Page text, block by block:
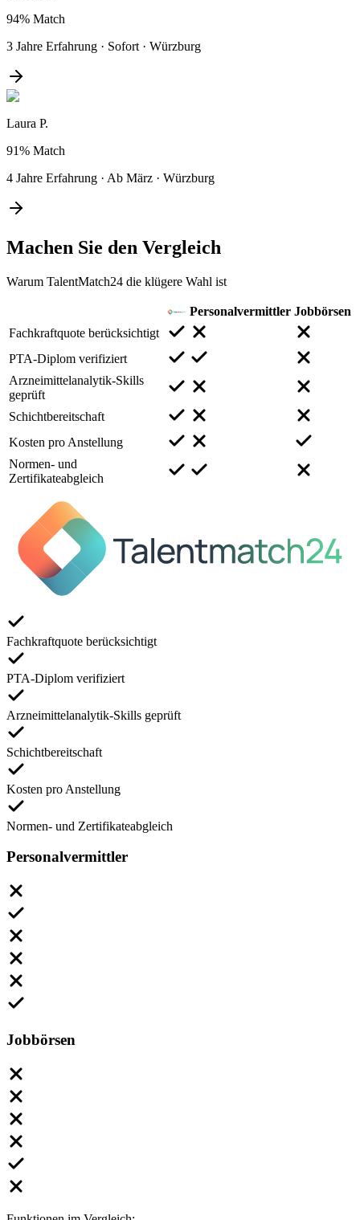
94% Match
3 Jahre Erfahrung · Sofort · Würzburg
Laura P.
91% Match
4 Jahre Erfahrung · Ab März · Würzburg
Machen Sie den Vergleich
Warum TalentMatch24 die klügere Wahl ist
Personalvermittler Jobbörsen
Fachkraftquote berücksichtigt
PTA-Diplom verifiziert
Arzneimittelanalytik-Skills
geprüft
Schichtbereitschaft
Kosten pro Anstellung
Normen- und
Zertifikateabgleich
Fachkraftquote berücksichtigt
PTA-Diplom verifiziert
Arzneimittelanalytik-Skills geprüft
Schichtbereitschaft
Kosten pro Anstellung
Normen- und Zertifikateabgleich
Personalvermittler
Jobbörsen